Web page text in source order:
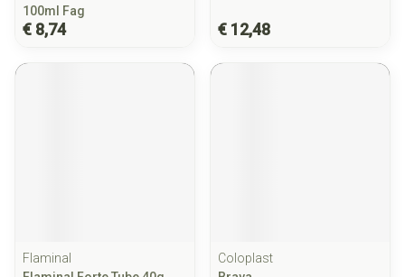
100ml Fag
€ 8,74 € 12,48
Flaminal
Coloplast